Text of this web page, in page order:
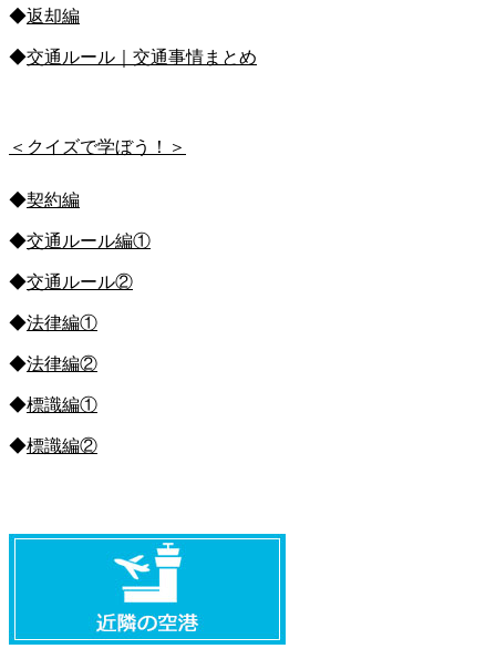
◆返却編
◆交通ルール｜交通事情まとめ
＜クイズで学ぼう！＞
◆契約編
◆交通ルール編①
◆交通ルール②
◆法律編①
◆法律編②
◆標識編①
◆標識編②